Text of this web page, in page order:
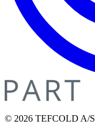
© 2026 TEFCOLD A/S